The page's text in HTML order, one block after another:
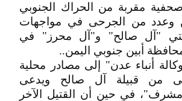
مقربة من الحراك الجنوبي
وعدد من الجرحى في مواجهات
"آل صالح" و"آل محرز" في
أبين جنوبي اليمن..
أنباء عدن" إلى مصادر محلية
من قبيلة آل صالح ويدعى
مشرف"، في حين أن القتيل الآخر